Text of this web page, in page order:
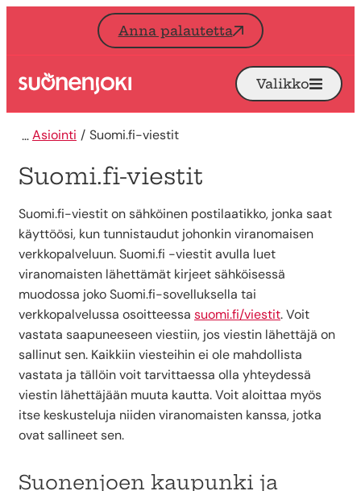
Siirry sisältöön
Anna palautetta
Etusivu Avaa
Valikko
Asiointi Suomi.fi-viestit
Suomi.fi-viestit
Suomi.fi-viestit on sähköinen postilaatikko, jonka saat
käyttöösi, kun tunnistaudut johonkin viranomaisen
verkkopalveluun. Suomi.fi -viestit avulla luet
viranomaisten lähettämät kirjeet sähköisessä
muodossa joko Suomi.fi-sovelluksella tai
verkkopalvelussa osoitteessa suomi.fi/viestit. Voit
vastata saapuneeseen viestiin, jos viestin lähettäjä on
sallinut sen. Kaikkiin viesteihin ei ole mahdollista
vastata ja tällöin voit tarvittaessa olla yhteydessä
viestin lähettäjään muuta kautta. Voit aloittaa myös
itse keskusteluja niiden viranomaisten kanssa, jotka
ovat sallineet sen.
Suonenjoen kaupunki ja